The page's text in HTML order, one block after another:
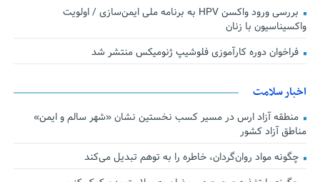
بررسی ورود واکسن HPV به برنامه ملی ایمن‌سازی / اولویت
واکسیناسیون با زنان
فراخوان دوره کارآموزی فلوشیپ ژنومیکس منتشر شد
اخبار سلامت
منطقه آزاد ارس در مسیر کسب نخستین نشان «شهر سالم و ایمن»
مناطق آزاد کشور
چگونه مواد روان‌گردان، خاطره را به توهم تبدیل می‌کند